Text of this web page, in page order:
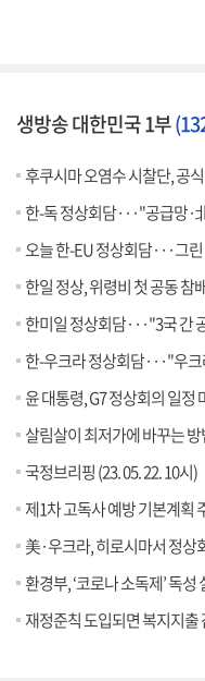
생방송 대한민국 1부
후쿠시마 오염수 시찰단, 공
한-독 정상회담···"공급망·
오늘 한-EU 정상회담···그
한일 정상, 위령비 첫 공동
한미일 정상회담···"3국 간
한-우크라 정상회담···"우
윤 대통령, G7 정상회의 일정 마무리
살림살이 최저가에 바꾸는
국정브리핑 (23. 05. 22. 10시)
제1차 고독사 예방 기본계획
美·우크라, 히로시마서 정상
환경부, ‘코로나 소독제’ 독
재정준칙 도입되면 복지지